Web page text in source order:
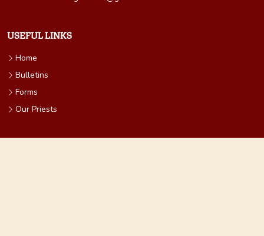
USEFUL LINKS
Home
Bulletins
Forms
Our Priests